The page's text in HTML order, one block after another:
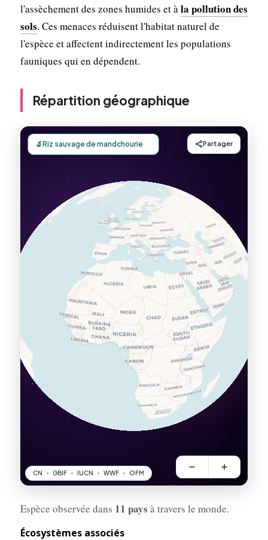
l'assèchement des zones humides et àla pollution des
sols. Ces menaces réduisent l'habitat naturel de
l'espèce et affectent indirectement les populations
fauniques qui en dépendent.
Répartition géographique
Espèce observée dans 11 pays à travers le monde.
Écosystèmes associés